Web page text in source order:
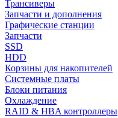
Трансиверы
Запчасти и дополнения
Графические станции
Запчасти
SSD
HDD
Корзины для накопителей
Системные платы
Блоки питания
Охлаждение
RAID & HBA контроллеры